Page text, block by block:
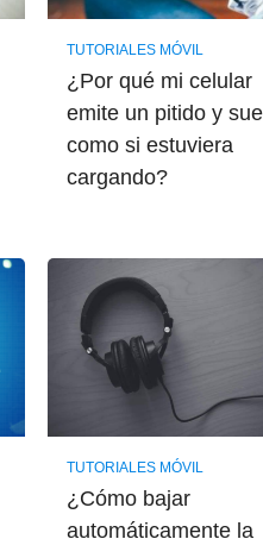
TUTORIALES MÓVIL
¿Por qué mi celular
emite un pitido y
como si estuviera
cargando?
TUTORIALES MÓVIL
¿Cómo bajar
automáticamente la